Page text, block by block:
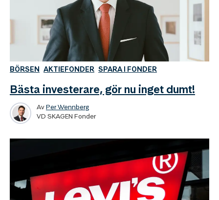
BÖRSEN AKTIEFONDER SPARA I FONDER
Bästa investerare, gör nu inget dumt!
AvPer Wennberg
VD SKAGEN Fonder